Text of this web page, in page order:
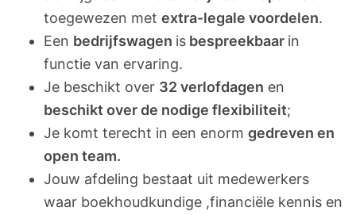
toegewezen met extra-legale voordelen.
Een bedrijfswagen is bespreekbaar in
functie van ervaring.
Je beschikt over 32 verlofdagen en
beschikt over de nodige flexibiliteit;
Je komt terecht in een enorm gedreven en
open team.
Jouw afdeling bestaat uit medewerkers
waar boekhoudkundige ,financiële kennis en